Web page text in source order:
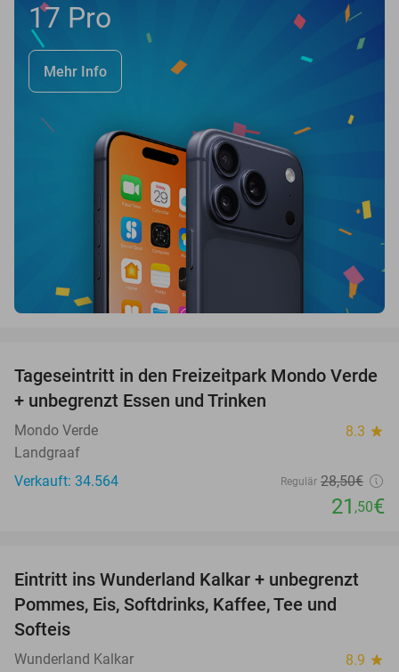
17 Pro
Mehr Info
25%
Tageseintritt in den Freizeitpark Mondo Verde
+ unbegrenzt Essen und Trinken
Mondo Verde 8.3 star
Landgraaf
Verkauft: 34.564
Regulär 28,50€
21 ,50€
32%
Eintritt ins Wunderland Kalkar + unbegrenzt
Pommes, Eis, Softdrinks, Kaffee, Tee und
Softeis
Wunderland Kalkar 8.9 star